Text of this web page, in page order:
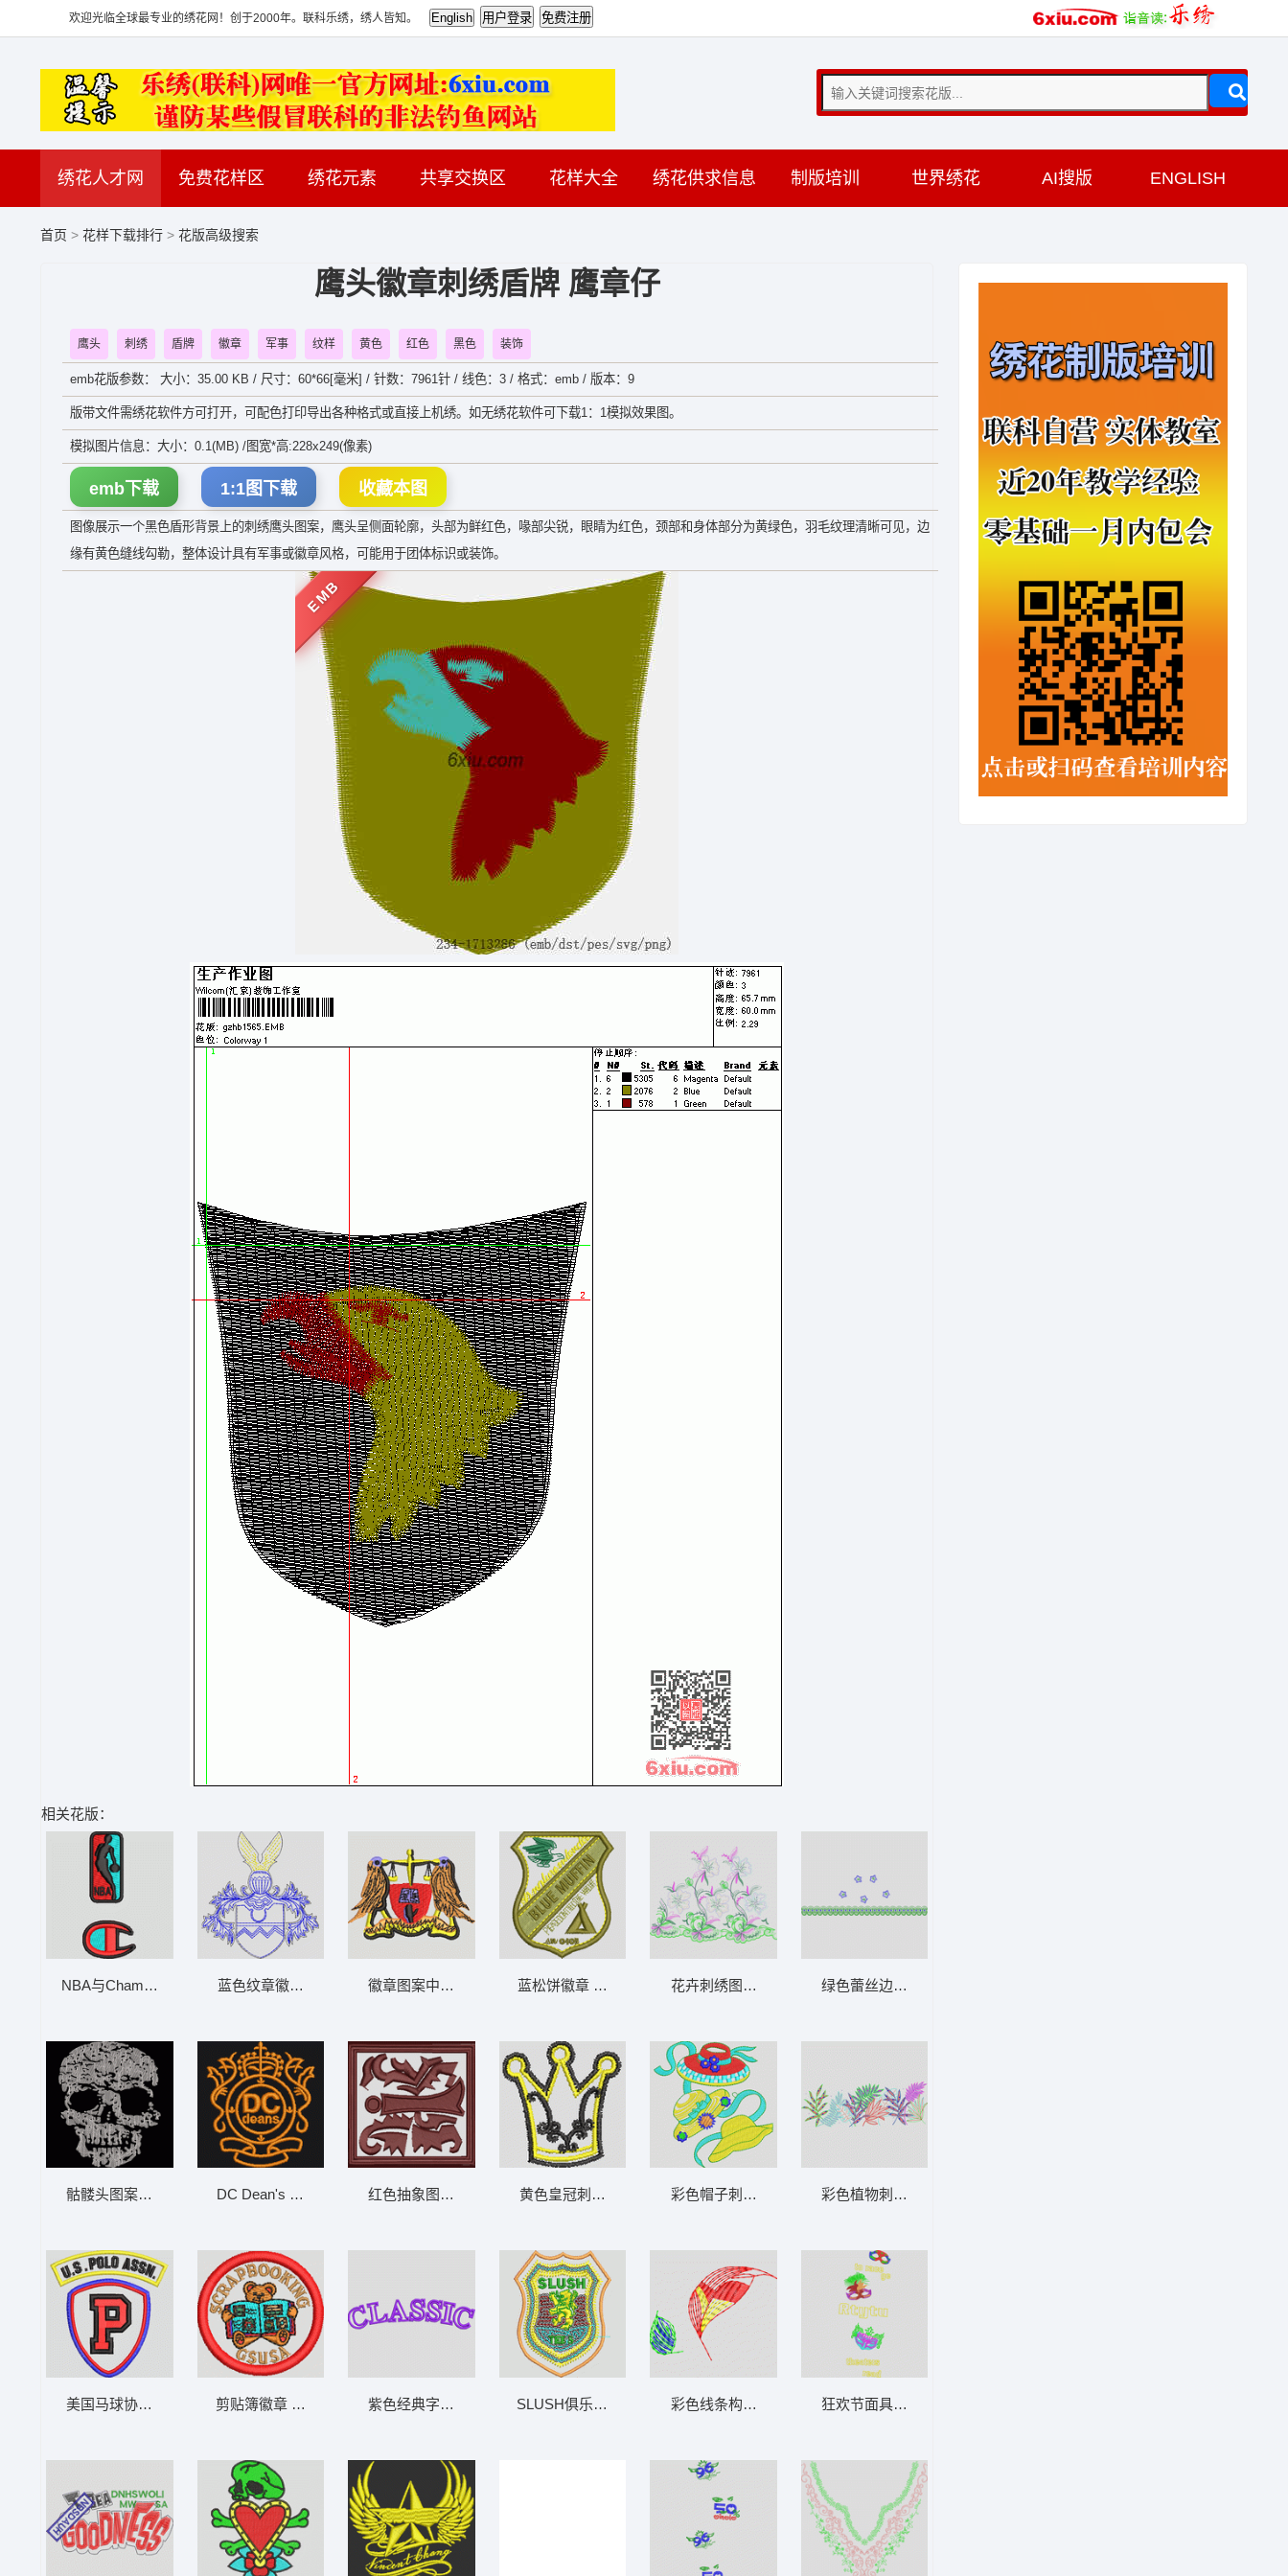
欢迎光临全球最专业的绣花网！创于2000年。联科乐绣，绣人皆知。
绣花人才网 免费花样区 绣花元素 共享交换区 花样大全 绣花供求信息 制版培训 世界绣花 AI搜版 ENGLISH
首页 > 花样下载排行 > 花版高级搜索
鹰头徽章刺绣盾牌 鹰章仔
鹰头 刺绣 盾牌 徽章 军事 纹样 黄色 红色 黑色 装饰
emb花版参数： 大小：35.00 KB / 尺寸：60*66[毫米] / 针数：7961针 / 线色：3 / 格式：emb / 版本：9
版带文件需绣花软件方可打开，可配色打印导出各种格式或直接上机绣。如无绣花软件可下载1：1模拟效果图。
模拟图片信息：大小：0.1(MB) /图宽*高:228x249(像素)
emb下载 1:1图下载 收藏本图
图像展示一个黑色盾形背景上的刺绣鹰头图案，鹰头呈侧面轮廓，头部为鲜红色，喙部尖锐，眼睛为红色，颈部和身体部分为黄绿色，羽毛纹理清晰可见，边
缘有黄色缝线勾勒，整体设计具有军事或徽章风格，可能用于团体标识或装饰。
EMB
相关花版：
NBA与Champion标志刺绣 NBA
骷髅头图案设计 骷髅
美国马球协会徽章 字母
蓝色纹章徽章设计 章仔
DC Dean's 标志徽章 章仔
剪贴簿徽章 章仔熊
徽章图案中的天平与鸟 鸟章仔
红色抽象图案刺绣 章仔
紫色经典字样设计 CLASSIC
蓝松饼徽章 章仔
黄色皇冠刺绣图案 王冠
SLUSH俱乐部徽章 亮片 珠片章仔
花卉刺绣图案设计 亮片 网布珠片
彩色帽子刺绣图案 帽子女
彩色线条构成的抽象叶片 叶子
绿色蕾丝边与蓝色星形图案 波浪包针简单小
彩色植物刺绣图案设计 叶子
狂欢节面具与文字装饰 舞会面具